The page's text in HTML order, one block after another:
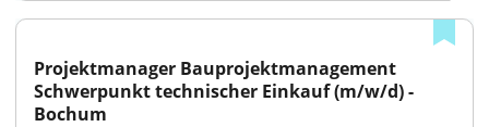
Projektmanager Bauprojektmanagement
Schwerpunkt technischer Einkauf (m/w/d) -
Bochum